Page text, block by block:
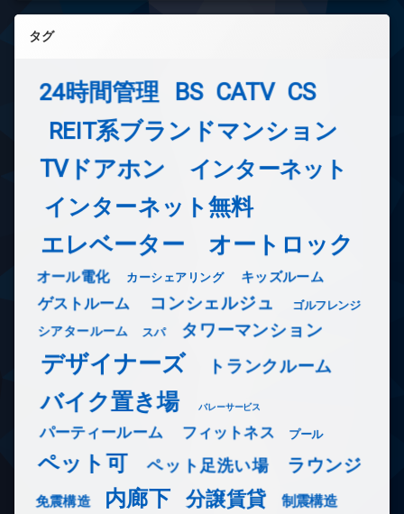
タグ
24時間管理 BS CATV CS
REIT系ブランドマンション
TVドアホン インターネット
インターネット無料
エレベーター オートロック
オール電化 カーシェアリング キッズルーム
ゲストルーム コンシェルジュ ゴルフレンジ
シアタールーム スパ タワーマンション
デザイナーズ トランクルーム
バイク置き場 バレーサービス
パーティールーム フィットネス プール
ペット可 ペット足洗い場 ラウンジ
免震構造 内廊下 分譲賃貸 制震構造